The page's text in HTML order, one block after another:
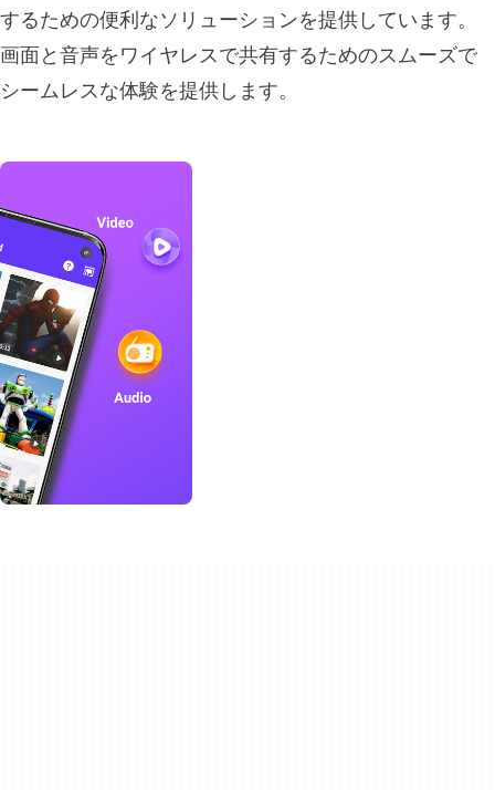
するための便利なソリューションを提供しています。
画面と音声をワイヤレスで共有するためのスムーズで
シームレスな体験を提供します。